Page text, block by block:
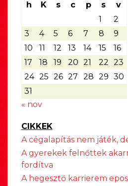
h K s c p s
v
1
2
3
4 5 6 7 8
9
10
11 12 13 14 15
16
17
18 19 20 21 22 23
24 25 26 27 28 29 30
31
« nov
CIKKEK
A cégalapítás nem játék,
A gyerekek felnőttek
fordítva
A hegesztő karrierem